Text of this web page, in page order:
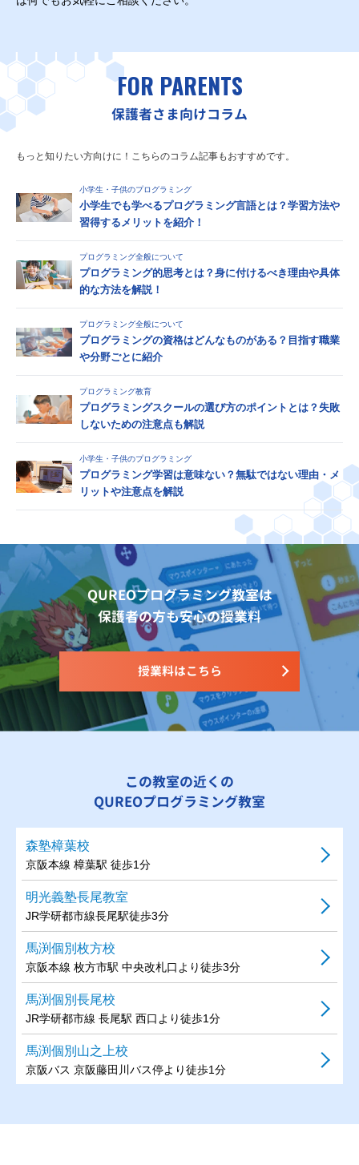
FOR PARENTS
保護者さま向けコラム
もっと知りたい方向けに！こちらのコラム記事もおすすめです。
小学生・子供のプログラミング
小学生でも学べるプログラミング言語とは？学習方法や
習得するメリットを紹介！
プログラミング全般について
プログラミング的思考とは？身に付けるべき理由や具体
的な方法を解説！
プログラミング全般について
プログラミングの資格はどんなものがある？目指す職業
や分野ごとに紹介
プログラミング教育
プログラミングスクールの選び方のポイントとは？失敗
しないための注意点も解説
小学生・子供のプログラミング
プログラミング学習は意味ない？無駄ではない理由・メ
リットや注意点を解説
QUREOプログラミング教室は
保護者の方も安心の授業料
授業料はこちら
この教室の近くの
QUREOプログラミング教室
森塾樟葉校
京阪本線 樟葉駅 徒歩1分
明光義塾長尾教室
JR学研都市線長尾駅徒歩3分
馬渕個別枚方校
京阪本線 枚方市駅 中央改札口より徒歩3分
馬渕個別長尾校
JR学研都市線 長尾駅 西口より徒歩1分
馬渕個別山之上校
京阪バス 京阪藤田川バス停より徒歩1分
京阪本線 樟葉駅 改札口より徒歩5分